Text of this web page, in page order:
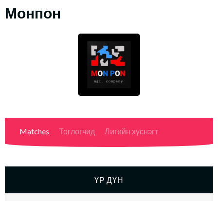
Монпон
Matches Тоглогчид Лигийн хүснэгт
ҮР ДҮН